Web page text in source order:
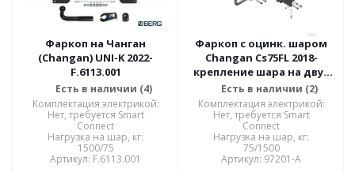
Фаркоп на Чанган
(Changan) UNI-K 2022-
F.6113.001
Есть в наличии (4)
Комплектация электрикой:
Нет, требуется Smart
Connect
Нагрузка на шар, кг:
1500/75
Артикул: F.6113.001
Фаркоп с оцинк. шаром
Changan Cs75FL 2018-
крепление шара на двух
болтах 97201-A
Есть в наличии (2)
Комплектация электрикой:
Нет, требуется Smart
Connect
Нагрузка на шар, кг:
75/1500
Артикул: 97201-A